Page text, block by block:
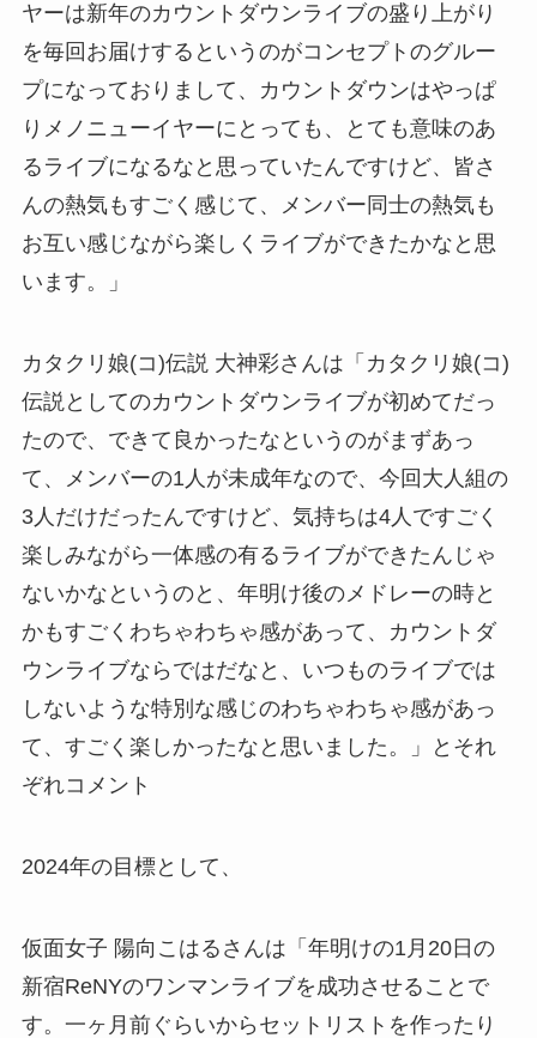
ヤーは新年のカウントダウンライブの盛り上がり
を毎回お届けするというのがコンセプトのグルー
プになっておりまして、カウントダウンはやっぱ
りメノニューイヤーにとっても、とても意味のあ
るライブになるなと思っていたんですけど、皆さ
んの熱気もすごく感じて、メンバー同士の熱気も
お互い感じながら楽しくライブができたかなと思
います。」
カタクリ娘(コ)伝説 大神彩さんは「カタクリ娘(コ)
伝説としてのカウントダウンライブが初めてだっ
たので、できて良かったなというのがまずあっ
て、メンバーの1人が未成年なので、今回大人組の
3人だけだったんですけど、気持ちは4人ですごく
楽しみながら一体感の有るライブができたんじゃ
ないかなというのと、年明け後のメドレーの時と
かもすごくわちゃわちゃ感があって、カウントダ
ウンライブならではだなと、いつものライブでは
しないような特別な感じのわちゃわちゃ感があっ
て、すごく楽しかったなと思いました。」とそれ
ぞれコメント
2024年の目標として、
仮面女子 陽向こはるさんは「年明けの1月20日の
新宿ReNYのワンマンライブを成功させることで
す。一ヶ月前ぐらいからセットリストを作ったり